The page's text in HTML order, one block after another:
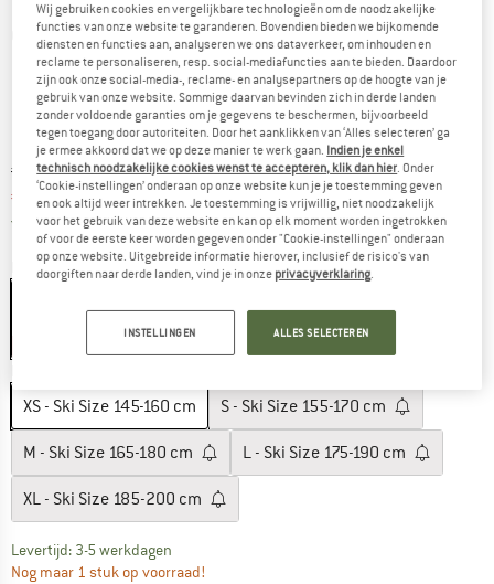
Gedetailleerde foto's
Oorspronkelijke prijs :
€ 259,95
Prijs:
€ 233,96 incl. BTW
Gratis verzending(NL)Nederland. Informatie over de
Kleur:Pink
XS - Ski Size 145-160 cm S - Ski Size 155-170 cm
M - Ski Size 165-180 cm L - Ski Size 175-190 cm
XL - Ski Size 185-200 cm
Levertijd: 3-5 werkdagen
Nog maar 1 stuk op voorraad!
Wij gebruiken cookies en vergelijkbare technologieën om de noodzakelijke
functies van onze website te garanderen. Bovendien bieden we bijkomende
diensten en functies aan, analyseren we ons dataverkeer, om inhouden en
reclame te personaliseren, resp. social-mediafuncties aan te bieden. Daardoor
zijn ook onze social-media-, reclame- en analysepartners op de hoogte van je
gebruik van onze website. Sommige daarvan bevinden zich in derde landen
zonder voldoende garanties om je gegevens te beschermen, bijvoorbeeld
tegen toegang door autoriteiten. Door het aanklikken van ‘Alles selecteren’ ga
je ermee akkoord dat we op deze manier te werk gaan. Indien je enkel
technisch noodzakelijke cookies wenst te accepteren, klik dan hier. Onder
‘Cookie-instellingen’ onderaan op onze website kun je je toestemming geven
en ook altijd weer intrekken. Je toestemming is vrijwillig, niet noodzakelijk
voor het gebruik van deze website en kan op elk moment worden ingetrokken
of voor de eerste keer worden gegeven onder "Cookie-instellingen" onderaan
op onze website. Uitgebreide informatie hierover, inclusief de risico's van
doorgiften naar derde landen, vind je in onze privacyverklaring.
INSTELLINGEN ALLES SELECTEREN